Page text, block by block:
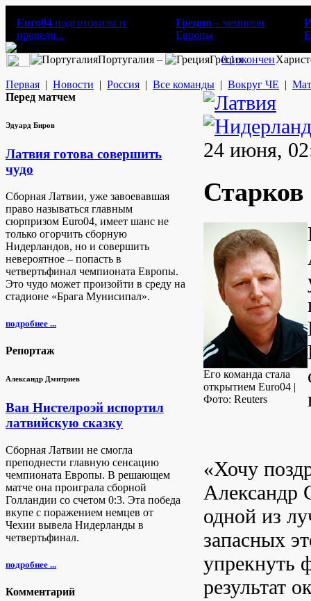
Euro04 подготовили и
провели...
Греция – чемпион
Европы
Португалия – Греция
0:1окончен
Первая | Новости | Россия | Все команды | Вокруг ЧЕ |
Перед матчем
Эдуард Биров
Латвия готова совершить
чудо
Сборная Латвии, уже завоевавшая
право называться главным
сюрпризом Euro04, имеет шанс не
только огорчить сборную
Нидерландов, но и совершить
невероятное – попасть в
четвертьфинал чемпионата Европы.
Это чудо может произойти в среду на
стадионе «Брага Мунисипал».
подробнее ...
Репортаж
Александр Дмитриев
Ван Нистелроэй испортил
латвийскую сказку
Сборная Латвии не смогла
преподнести главную сенсацию
чемпионата Европы. В решающем
матче она проиграла сборной
Голландии со счетом 0:3. Эта победа
вкупе с поражением немцев от
Чехии вывела Нидерланды в
четвертьфинал.
подробнее ...
Комментарий
24 июня,
Старков
Его команда стала
открытием Euro04 |
Фото: Reuters
«Хочу
Александр
одной из
запасных
упрекнуть
результат